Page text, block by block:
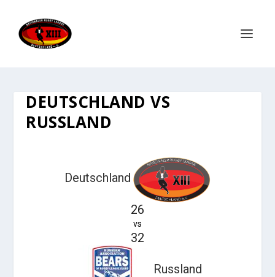
DEUTSCHLAND VS
RUSSLAND
Deutschland
26
vs
32
Russland